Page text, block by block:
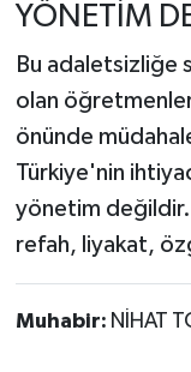
YÖNETİM
Bu adaletsizliğe
olan
önünde
Türkiye'nin
yönetim değildir.
refah, liyakat,
Muhabir: NİHAT